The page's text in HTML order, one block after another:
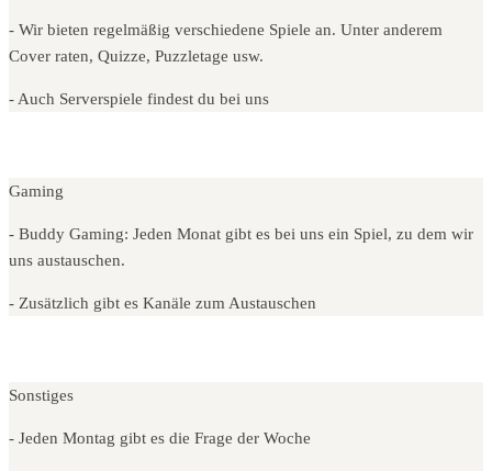
- Wir bieten regelmäßig verschiedene Spiele an. Unter anderem
Cover raten, Quizze, Puzzletage usw.
- Auch Serverspiele findest du bei uns
Gaming
- Buddy Gaming: Jeden Monat gibt es bei uns ein Spiel, zu dem wir
uns austauschen.
- Zusätzlich gibt es Kanäle zum Austauschen
Sonstiges
- Jeden Montag gibt es die Frage der Woche